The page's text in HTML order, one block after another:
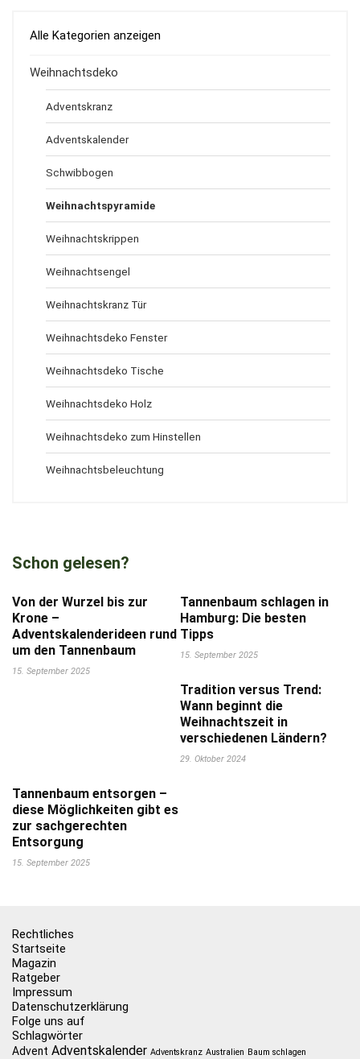
Alle Kategorien anzeigen
Weihnachtsdeko
Adventskranz
Adventskalender
Schwibbogen
Weihnachtspyramide
Weihnachtskrippen
Weihnachtsengel
Weihnachtskranz Tür
Weihnachtsdeko Fenster
Weihnachtsdeko Tische
Weihnachtsdeko Holz
Weihnachtsdeko zum Hinstellen
Weihnachtsbeleuchtung
Schon gelesen?
Von der Wurzel bis zur
Krone –
Adventskalenderideen rund
um den Tannenbaum
15. September 2025
Tannenbaum schlagen in
Hamburg: Die besten
Tipps
15. September 2025
Tradition versus Trend:
Wann beginnt die
Weihnachtszeit in
verschiedenen Ländern?
29. Oktober 2024
Tannenbaum entsorgen –
diese Möglichkeiten gibt es
zur sachgerechten
Entsorgung
15. September 2025
Rechtliches
Startseite
Magazin
Ratgeber
Impressum
Datenschutzerklärung
Folge uns auf
Schlagwörter
Advent Adventskalender Adventskranz Australien Baum schlagen